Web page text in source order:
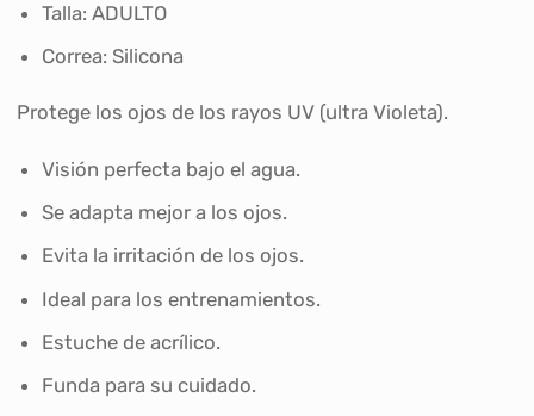
Talla: ADULTO
Correa: Silicona
Protege los ojos de los rayos UV (ultra Violeta).
Visión perfecta bajo el agua.
Se adapta mejor a los ojos.
Evita la irritación de los ojos.
Ideal para los entrenamientos.
Estuche de acrílico.
Funda para su cuidado.